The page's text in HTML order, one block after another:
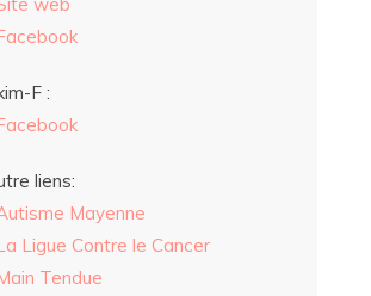
F :
liens:
Mayenne
Ligue Contre le Cancer
Tendue